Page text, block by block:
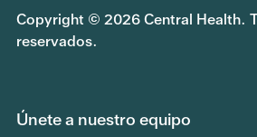
Copyright © 2026 Central Health.
reservados.
Únete a nuestro equipo